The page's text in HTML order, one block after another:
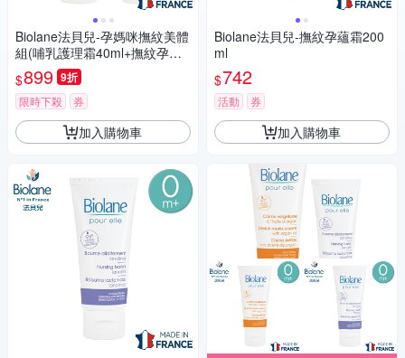
Biolane法貝兒-孕媽咪撫紋美體
組(哺乳護理霜40ml+撫紋孕蘊
霜200ml)
$899 9折
限時下殺 券
加入購物車
Biolane法貝兒-撫紋孕蘊霜200
ml
$742
活動 券
加入購物車